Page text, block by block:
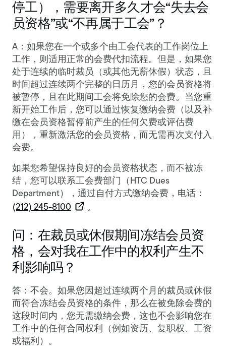
停工），需要离开多久才会“失去会
员资格”或“不再属于工会”？
A：如果您在一个或多个由工会代表的工作岗位上
工作，则适用正常的会费代扣流程。但是，如果您
处于连续的临时裁员（或其他无薪休假）状态，且
时间超过连续两个完整的日历月，您的会员资格将
被暂停，且在此期间工会将免除您的会费。当您重
新开始工作后，您可以通过恢复缴纳会费（以及补
缴在会员资格暂停前产生的任何欠费或评估费
用），重新激活您的会员资格，而无需再次支付入
会费。
如果您希望保持良好的会员资格状态，而不被冻
结，您可以联系工会费部门（HTC Dues
Department），通过自付方式缴纳会费，电话：
(212) 245-8100
。
问：在裁员或休假期间冻结会员资
格，会对我在工作中的权利产生不
利影响吗？
答：不会。如果您因超过连续两个月的裁员或休假
而符合冻结会员资格的条件，那么在被免除会费的
这段时间内，您无需缴纳会费，这也不会影响您在
工作中的任何合同权利（例如资历、复职权、工资
或福利）。